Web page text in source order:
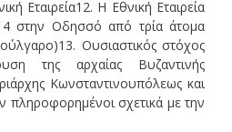
Εταιρεία12. Η Εθνική Εταιρεία
στην Οδησσό από τρία άτομα
Ουσιαστικός στόχος
της αρχαίας Βυζαντινής
Κωνσταντινουπόλεως και
πληροφορημένοι σχετικά με την